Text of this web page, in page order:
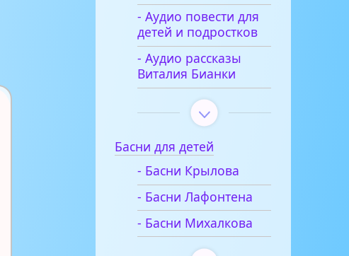
- Аудио повести для
детей и подростков
- Аудио рассказы
Виталия Бианки
Басни для детей
- Басни Крылова
- Басни Лафонтена
- Басни Михалкова